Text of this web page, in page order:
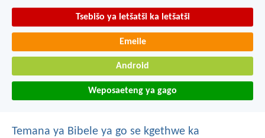
Tsebišo ya letšatši ka letšatši
Emeile
Android
Weposaeteng ya gago
Temana ya Bibele ya go se kgethwe ka